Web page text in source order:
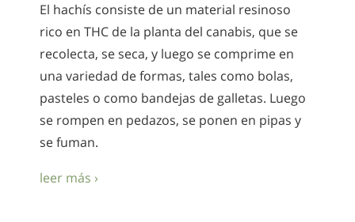
El hachís consiste de un material resinoso
rico en THC de la planta del canabis, que se
recolecta, se seca, y luego se comprime en
una variedad de formas, tales como bolas,
pasteles o como bandejas de galletas. Luego
se rompen en pedazos, se ponen en pipas y
se fuman.
leer más ›